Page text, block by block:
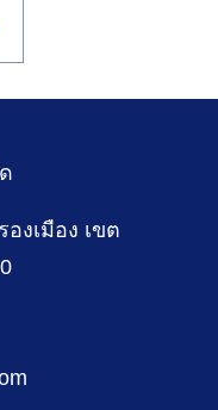
งเมือง เขต